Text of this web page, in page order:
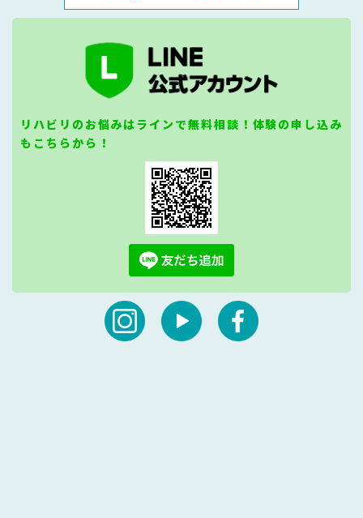
リハビリのお悩みはラインで無料相談！体験の申し込み
もこちらから！